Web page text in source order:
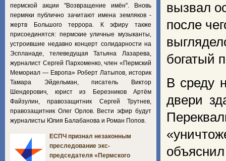
вызвал
после
богатый
В среду
двери
пермской акции "Возвращение имён". Вновь
пермяки публично зачитают имена земляков -
жертв Большого террора. К эфиру также
присоединятся: пермские уличные музыканты,
устроившие недавно концерт солидарности на
Эспланаде, телеведущая Татьяна Лазарева,
журналист Сергей Пархоменко, член «Пермский
Мемориал — Европа» Роберт Латыпов, историк
Тамара Эйдельман, писатель Виктор
Шендерович, юрист из Березников Артём
Файзулин, правозащитник Сергей Трутнев,
правозащитник Олег Орлов. Вести эфир будут
журналисты Юлия Балабанова и Роман Попов.
ЕСПЧ признал незаконным
преследование экс-
председателя «Пермского